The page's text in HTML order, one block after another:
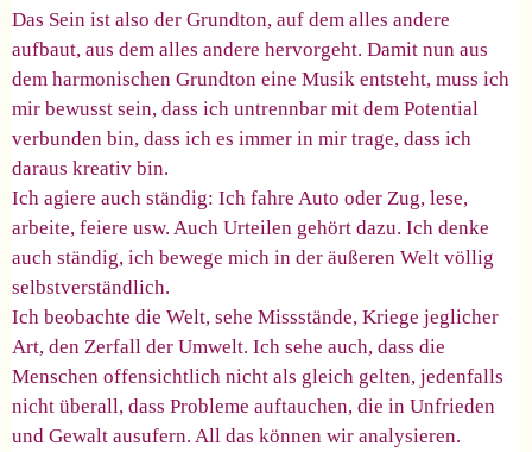
Das Sein ist also der Grundton, auf dem alles andere
aufbaut, aus dem alles andere hervorgeht. Damit nun aus
dem harmonischen Grundton eine Musik entsteht, muss ich
mir bewusst sein, dass ich untrennbar mit dem Potential
verbunden bin, dass ich es immer in mir trage, dass ich
daraus kreativ bin.
Ich agiere auch ständig: Ich fahre Auto oder Zug, lese,
arbeite, feiere usw. Auch Urteilen gehört dazu. Ich denke
auch ständig, ich bewege mich in der äußeren Welt völlig
selbstverständlich.
Ich beobachte die Welt, sehe Missstände, Kriege jeglicher
Art, den Zerfall der Umwelt. Ich sehe auch, dass die
Menschen offensichtlich nicht als gleich gelten, jedenfalls
nicht überall, dass Probleme auftauchen, die in Unfrieden
und Gewalt ausufern. All das können wir analysieren.